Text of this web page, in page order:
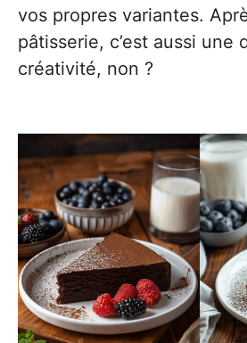
vos propres variantes.
pâtisserie, c’est aussi une
créativité, non ?